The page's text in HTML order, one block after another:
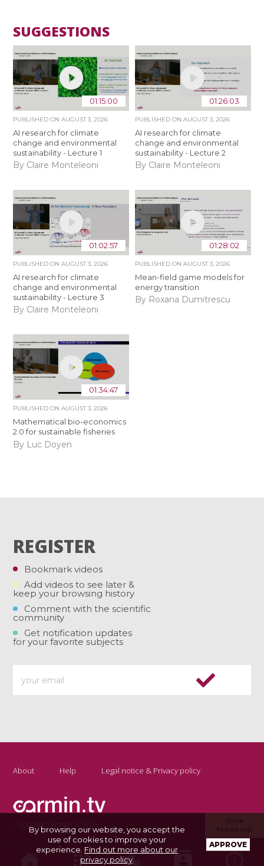
SUGGESTIONS
01:15:00
PUBLISHED ONAUGUST 3, 2026
AI research for climate
change and environmental
sustainability - Lecture 1
By Claire Monteleoni
01:26:03
PUBLISHED ON AUGUST 3, 2026
AI research for climate
change and environmental
sustainability - Lecture 2
By Claire Monteleoni
01:02:57
PUBLISHED ONAUGUST 3, 2026
AI research for climate
change and environmental
sustainability - Lecture 3
By Claire Monteleoni
01:28:02
PUBLISHED ON AUGUST 3, 2026
Mean-field game models for
energy transition
By Roxana Dumitrescu
01:34:47
PUBLISHED ONAUGUST 3, 2026
Mathematical bio-economics
2.0 for sustainable fisheries
By Luc Doyen
REGISTER
Bookmark videos
Add videos to see later &
keep your browsing history
Comment with the scientific
community
Get notification updates
for your favorite subjects
About Help Legal notice & Privacy policy
Copyright Carmin.tv 2026
By browsing our website, you accept the
use of cookies to improve your
experience. Find out more about our
privacy policy.
APPROVE